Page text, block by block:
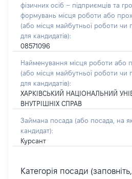
фізичних осіб – підприємців та
формувань місця роботи або
(або місця майбутньої роботи чи
для кандидатів):
08571096
Найменування місця роботи або
(або місця майбутньої роботи чи
для кандидатів):
ХАРКІВСЬКИЙ НАЦІОНАЛЬНИЙ
ВНУТРІШНІХ СПРАВ
Займана посада (або посада, на
кандидат):
Курсант
Категорія посади